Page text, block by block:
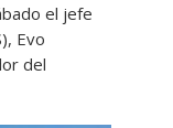
el jefe
Evo
del